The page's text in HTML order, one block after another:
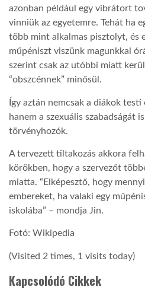
DOBRAVERO.HU
LATIMO.HU
GLOBOBOOK
azonban például egy vibrátort
vinniük az egyetemre. Tehát ha
több mint alkalmas pisztolyt, és
műpéniszt viszünk magunkkal
szerint csak az utóbbi miatt
“obszcénnek” minősül.
Így aztán nemcsak a diákok testi
hanem a szexuális szabadságát
törvényhozók.
A tervezett tiltakozás akkora
körökben, hogy a szervezőt
miatta. “Elképesztő, hogy
embereket, ha valaki egy
iskolába” – mondja Jin.
Fotó: Wikipedia
(Visited 2 times, 1 visits today)
Kapcsolódó Cikkek